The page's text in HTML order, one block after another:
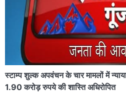
स्टाम्प शुल्क अपवंचन के चार मामलों में
1.90 करोड़ रुपये की शास्ति अधिरोपित